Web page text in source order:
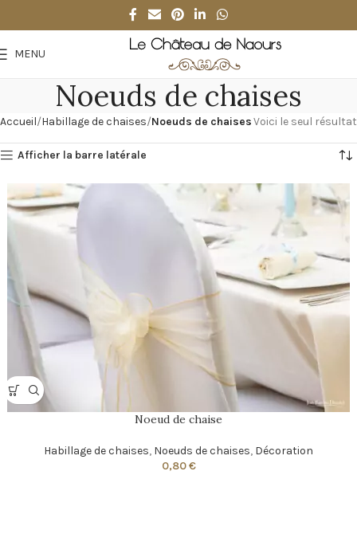
MENU
Noeuds de chaises
Accueil Habillage de chaises Noeuds de chaisesVoici le seul résultat
Afficher la barre latérale
Noeud de chaise
Habillage de chaises, Noeuds de chaises, Décoration
0,80€